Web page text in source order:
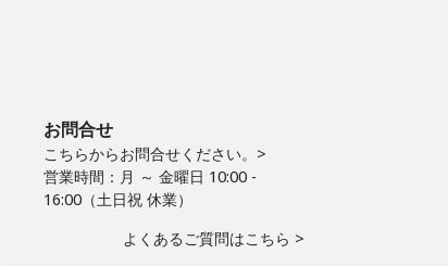
お問合せ
こちらからお問合せください。>
営業時間：月 ～ 金曜日 10:00 -
16:00（土日祝 休業）
よくあるご質問はこちら >